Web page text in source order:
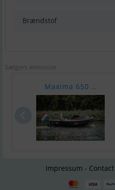
Brændstof
Sælgers annoncer
Maxima 650 ..
Impressum -